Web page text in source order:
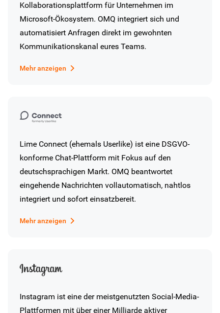
Kollaborationsplattform für Unternehmen im
Microsoft-Ökosystem. OMQ integriert sich und
automatisiert Anfragen direkt im gewohnten
Kommunikationskanal eures Teams.
Mehr anzeigen
Lime Connect (ehemals Userlike) ist eine DSGVO-
konforme Chat-Plattform mit Fokus auf den
deutschsprachigen Markt. OMQ beantwortet
eingehende Nachrichten vollautomatisch, nahtlos
integriert und sofort einsatzbereit.
Mehr anzeigen
Instagram ist eine der meistgenutzten Social-Media-
Plattformen mit über einer Milliarde aktiver